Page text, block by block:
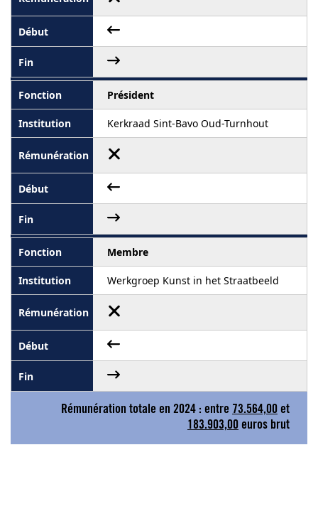
Président
Kerkraad Sint-Bavo Oud-Turnhout
Membre
Werkgroep Kunst in het Straatbeeld
Rémunération totale en 2024 : entre 73.564,00 et
183.903,00 euros brut